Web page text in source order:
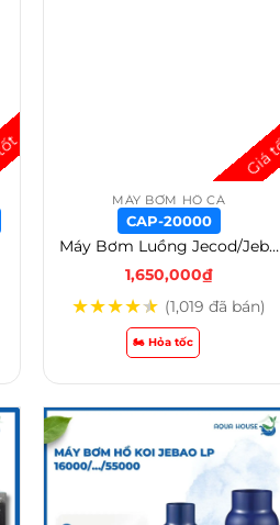
MÁY BƠM HỒ CÁ
CAP-20000
Máy Bơm Luồng Jecod/Jebao CAP (20.000L – 60.000L) Thế Hệ Mới – CAP-20000
1,650,000₫
★★★★★ (1,019 đã bán)
🏍️ Hỏa tốc